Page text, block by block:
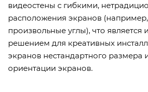
видеостены с гибкими,
расположения экранов
произвольные углы), что является
решением для креативных
экранов нестандартного
ориентации экранов.